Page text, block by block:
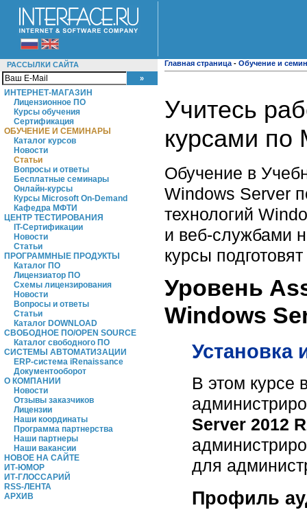
РАССЫЛКИ САЙТА
ИНТЕРНЕТ-МАГАЗИН
Лицензионное ПО
Курсы обучения
Сертификация
ОБУЧЕНИЕ И СЕМИНАРЫ
Каталог курсов
Новости
Статьи
Вопросы и ответы
Бесплатные семинары
Онлайн-курсы
Курсы Microsoft On-Demand
Кафедра МФТИ
ЦЕНТР ТЕСТИРОВАНИЯ
IT-Сертификации
Новости
Статьи
ПРОГРАММНЫЕ ПРОДУКТЫ
Каталог ПО
Лицензиатор ПО
Схемы лицензирования
Новости
Вопросы и ответы
Статьи
Каталог DOWNLOAD
СВОБОДНОЕ ПО/OPEN SOURCE
Каталог свободного ПО
СИСТЕМЫ АВТОМАТИЗАЦИИ
ERP-система iRenaissance
Документооборот
О КОМПАНИИ
Новости
Отзывы заказчиков
Лицензии
Наши координаты
Программа партнерства
Наши партнеры
Наши вакансии
НОВОЕ НА САЙТЕ
ИТ-ЮМОР
ИТ-ГЛОССАРИЙ
RSS-ЛЕНТА
АРХИВ
Главная страница - Обучение и
Учитесь
курсами по
Обучение в
Windows Server
технологий
и веб-службами
курсы
Уровень
Windows
Установка
В этом курсе
Server 2012
для
Профиль